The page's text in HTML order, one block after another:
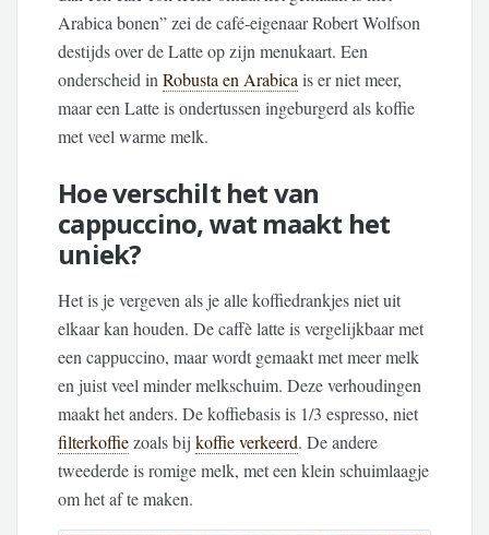
Arabica bonen” zei de café-eigenaar Robert Wolfson
destijds over de Latte op zijn menukaart. Een
onderscheid inRobusta en Arabicais er niet meer,
maar een Latte is ondertussen ingeburgerd als koffie
met veel warme melk.
Hoe verschilt het van
cappuccino, wat maakt het
uniek?
Het is je vergeven als je alle koffiedrankjes niet uit
elkaar kan houden. De caffè latte is vergelijkbaar met
een cappuccino, maar wordt gemaakt met meer melk
en juist veel minder melkschuim. Deze verhoudingen
maakt het anders. De koffiebasis is 1/3 espresso, niet
filterkoffiezoals bijkoffie verkeerd. De andere
tweederde is romige melk, met een klein schuimlaagje
om het af te maken.